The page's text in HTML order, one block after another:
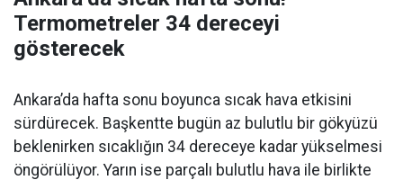
Termometreler 34 dereceyi
gösterecek
Ankara’da hafta sonu boyunca sıcak hava etkisini
sürdürecek. Başkentte bugün az bulutlu bir gökyüzü
beklenirken sıcaklığın 34 dereceye kadar yükselmesi
öngörülüyor. Yarın ise parçalı bulutlu hava ile birlikte